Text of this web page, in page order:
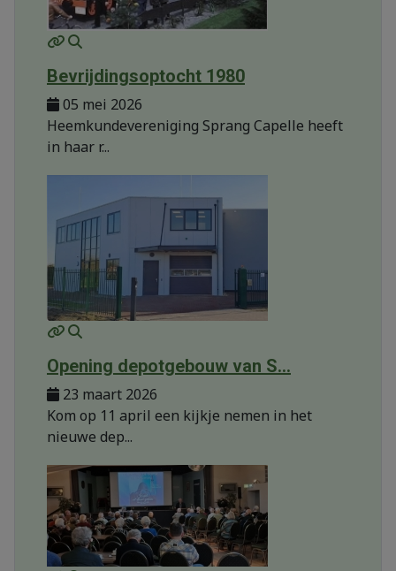
MOD_JTCS_VIEW_ARTICLE_LINK
Bevrijdingsoptocht 1980
05 mei 2026
Heemkundevereniging Sprang Capelle heeft
in haar r...
MOD_JTCS_VIEW_ARTICLE_LINK
Opening depotgebouw van S...
23 maart 2026
Kom op 11 april een kijkje nemen in het
nieuwe dep...